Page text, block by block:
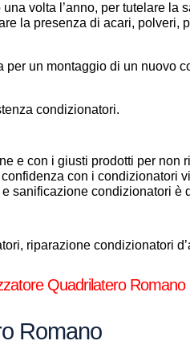
volta l’anno, per tutelare la
la presenza di acari, polveri,
per un montaggio di un nuovo
condizionatori.
e con i giusti prodotti per non
con i condizionatori
sanificazione condizionatori è
riparazione condizionatori
Quadrilatero Romano
Romano